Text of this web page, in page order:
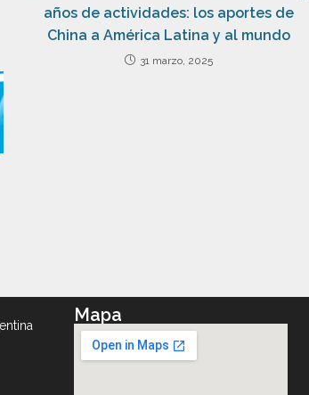
años de actividades: los aportes de
China a América Latina y al mundo
31 marzo, 2025
Mapa